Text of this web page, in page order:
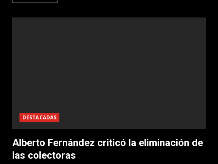
DESTACADAS
Alberto Fernández criticó la eliminación de
las colectoras